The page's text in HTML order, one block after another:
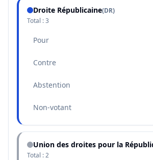
Droite Républicaine(DR)
Total :3
Pour
Contre
Abstention
Non-votant
Union des droites pour la
Total :2